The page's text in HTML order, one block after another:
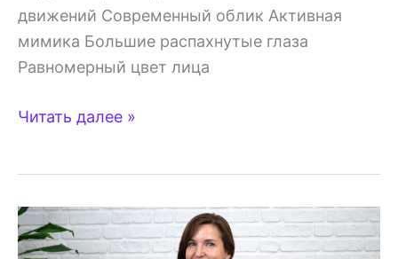
движений Современный облик Активная
мимика Большие распахнутые глаза
Равномерный цвет лица
5
—
исследования
Читать далее »